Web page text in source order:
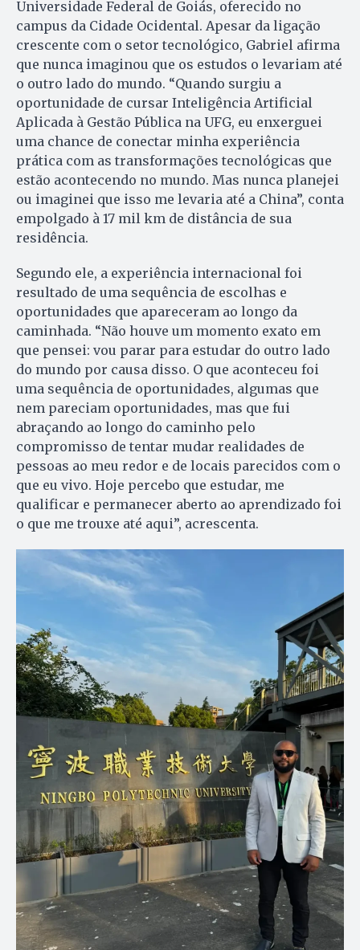
Universidade Federal de Goiás, oferecido no
campus da Cidade Ocidental. Apesar da ligação
crescente com o setor tecnológico, Gabriel afirma
que nunca imaginou que os estudos o levariam até
o outro lado do mundo. “Quando surgiu a
oportunidade de cursar Inteligência Artificial
Aplicada à Gestão Pública na UFG, eu enxerguei
uma chance de conectar minha experiência
prática com as transformações tecnológicas que
estão acontecendo no mundo. Mas nunca planejei
ou imaginei que isso me levaria até a China”, conta
empolgado à 17 mil km de distância de sua
residência.
Segundo ele, a experiência internacional foi
resultado de uma sequência de escolhas e
oportunidades que apareceram ao longo da
caminhada. “Não houve um momento exato em
que pensei: vou parar para estudar do outro lado
do mundo por causa disso. O que aconteceu foi
uma sequência de oportunidades, algumas que
nem pareciam oportunidades, mas que fui
abraçando ao longo do caminho pelo
compromisso de tentar mudar realidades de
pessoas ao meu redor e de locais parecidos com o
que eu vivo. Hoje percebo que estudar, me
qualificar e permanecer aberto ao aprendizado foi
o que me trouxe até aqui”, acrescenta.